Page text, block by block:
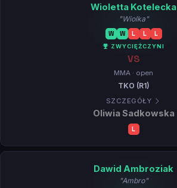
Wioletta Kotelecka
"Wiolka"
W W L L L
ZWYCIĘŻCZYNI
VS
MMA · open
TKO (R1)
SZCZEGÓŁY
Oliwia Sadkowska
L
Dawid Ambroziak
"Ambro"